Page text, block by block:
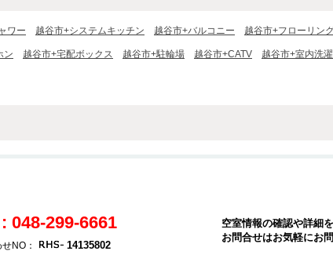
ワー 越谷市+システムキッチン 越谷市+バルコニー 越谷市+フローリン
ン 越谷市+宅配ボックス 越谷市+駐輪場 越谷市+CATV 越谷市+室内洗
048-299-6661
NO： 14135802
空室情報の確認や詳細
お問合せはお気軽にお